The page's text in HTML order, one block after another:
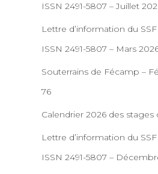
ISSN 2491-5807 – Juillet
Lettre d’information du SSF
ISSN 2491-5807 – Mars
Souterrains de Fécamp –
76
Calendrier 2026 des stages
Lettre d’information du SSF
ISSN 2491-5807 –